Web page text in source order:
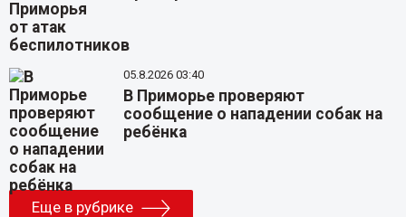
05.8.2026 03:40
В Приморье проверяют
сообщение о нападении собак на
ребёнка
Еще в рубрике